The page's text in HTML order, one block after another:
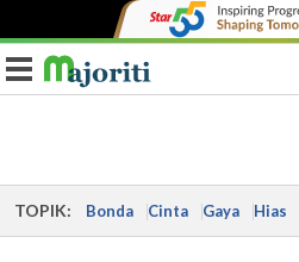
Toggle navigation
TOPIK: Bonda Cinta Gaya Hias